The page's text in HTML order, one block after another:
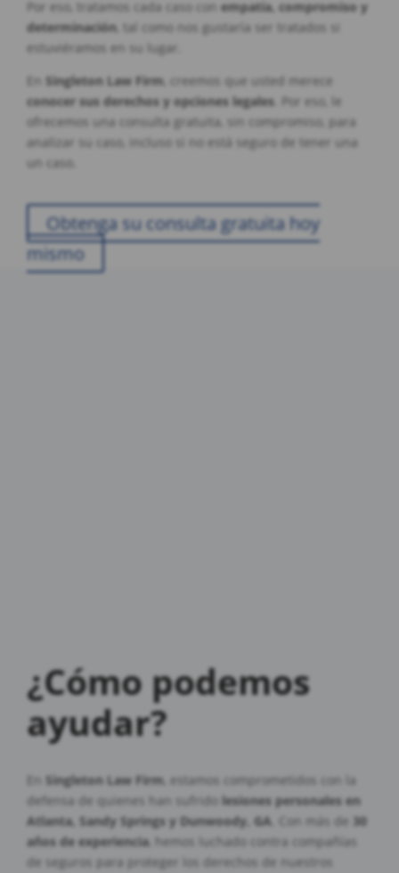
Por eso, tratamos cada caso con empatía, compromiso y
determinación, tal como nos gustaría ser tratados si
estuviéramos en su lugar.
En Singleton Law Firm , creemos que usted merece
conocer sus derechos y opciones legales . Por eso, le
ofrecemos una consulta gratuita, sin compromiso, para
analizar su caso, incluso si no está seguro de tener una
un caso.
Obtenga su consulta gratuita hoy
mismo
¿Cómo podemos
ayudar?
En Singleton Law Firm , estamos comprometidos con la
defensa de quienes han sufrido lesiones personales en
Atlanta, Sandy Springs y Dunwoody, GA . Con más de 30
años de experiencia, hemos luchado contra compañías
de seguros para proteger los derechos de nuestros